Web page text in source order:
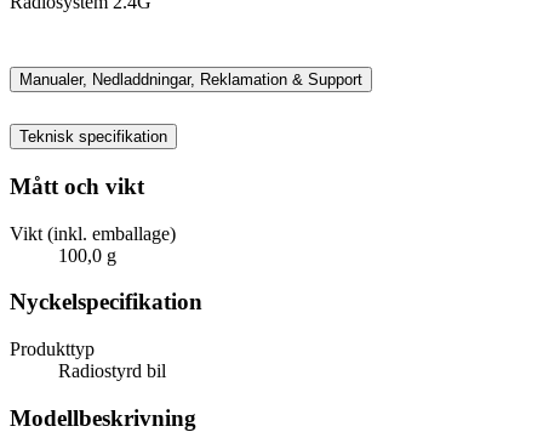
Manualer, Nedladdningar, Reklamation & Support
Teknisk specifikation
Mått och vikt
Vikt (inkl. emballage)
100,0 g
Nyckelspecifikation
Produkttyp
Radiostyrd bil
Modellbeskrivning